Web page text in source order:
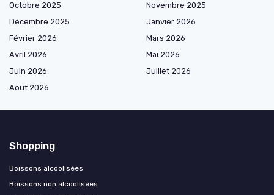
Octobre 2025
Novembre 2025
Décembre 2025
Janvier 2026
Février 2026
Mars 2026
Avril 2026
Mai 2026
Juin 2026
Juillet 2026
Août 2026
Shopping
Boissons alcoolisées
Boissons non alcoolisées